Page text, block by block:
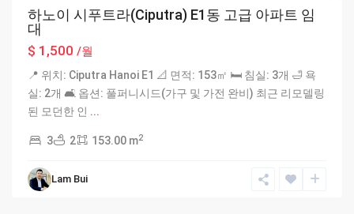
하노이 시푸트라(Ciputra) E1동 고급 아파트 임
대
$ 1,500 /월
📍 위치: Ciputra Hanoi E1 📐 면적: 153㎡ 🛏 침실: 3개 🛁 욕
실: 2개 🛋 옵션: 풀퍼니시드(가구 및 가전 완비) 최근 리모델링
된 모던한 인 ...
3 2 153.00 m2
Lam Bui
Ciputra